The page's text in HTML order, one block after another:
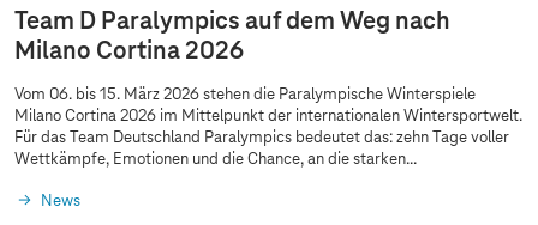
Team D Paralympics auf dem Weg nach
Milano Cortina 2026
Vom 06. bis 15. März 2026 stehen die Paralympische Winterspiele
Milano Cortina 2026 im Mittelpunkt der internationalen Wintersportwelt.
Für das Team Deutschland Paralympics bedeutet das: zehn Tage voller
Wettkämpfe, Emotionen und die Chance, an die starken...
News